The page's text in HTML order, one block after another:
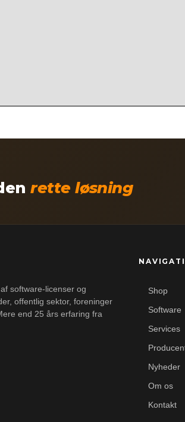
rette løsning
software-licenser og
offentlig sektor, foreninger
end 25 års erfaring fra
Shop
Software
Services
Nyheder
Om os
Kontakt